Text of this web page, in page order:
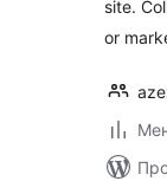
site.
or